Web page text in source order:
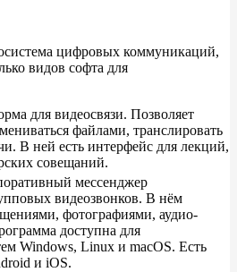
цифровых коммуникаций,
видов софта для
для видеосвязи. Позволяет
файлами, транслировать
В ней есть интерфейс для лекций,
совещаний.
мессенджер
видеозвонков. В нём
фотографиями, аудио-
доступна для
Windows, Linux и macOS. Есть
и iOS.